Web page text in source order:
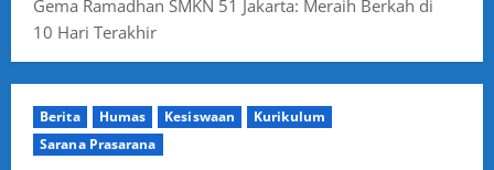
Gema Ramadhan SMKN 51 Jakarta: Meraih Berkah di
10 Hari Terakhir
Berita Humas Kesiswaan
Kurikulum
Sarana Prasarana